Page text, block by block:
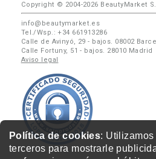
Política de cookies:
terceros para mostrarle
Copyright © 2004-2026 BeautyMarket
info@beautymarket.es
Tel./Wsp.: +34 661913286
Calle de Avinyó, 29 - bajos. 08002
Calle Fortuny, 51 - bajos. 28010 Madrid
Aviso legal